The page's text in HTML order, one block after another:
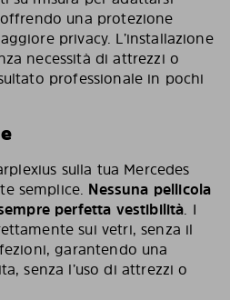
una protezione
privacy. L’installazione
necessità di attrezzi o
professionale in pochi
sulla tua Mercedes
semplice. Nessuna pellicola
perfetta vestibilità. I
sui vetri, senza il
garantendo una
senza l’uso di attrezzi o